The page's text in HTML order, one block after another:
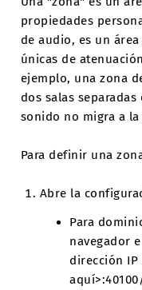
propiedades
de audio, es un
únicas de
ejemplo, una zona
dos salas
sonido no migra a la
Para definir una
Abre la
Para
navegador
dirección